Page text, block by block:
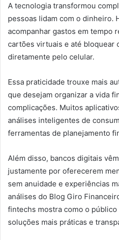
A tecnologia transformou
pessoas lidam com o dinheiro.
acompanhar gastos em tempo
cartões virtuais e até bloquear
diretamente pelo celular.
Essa praticidade trouxe mais
que desejam organizar a vida
complicações. Muitos
análises inteligentes de
ferramentas de planejamento
Além disso, bancos digitais
justamente por oferecerem
sem anuidade e experiências
análises do Blog Giro
fintechs mostra como o
soluções mais práticas e